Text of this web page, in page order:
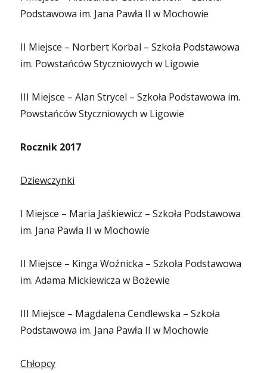
Podstawowa im. Jana Pawła II w Mochowie
II Miejsce – Norbert Korbal – Szkoła Podstawowa
im. Powstańców Styczniowych w Ligowie
III Miejsce – Alan Strycel – Szkoła Podstawowa im.
Powstańców Styczniowych w Ligowie
Rocznik 2017
Dziewczynki
I Miejsce – Maria Jaśkiewicz – Szkoła Podstawowa
im. Jana Pawła II w Mochowie
II Miejsce – Kinga Woźnicka – Szkoła Podstawowa
im. Adama Mickiewicza w Bożewie
III Miejsce – Magdalena Cendlewska – Szkoła
Podstawowa im. Jana Pawła II w Mochowie
Chłopcy